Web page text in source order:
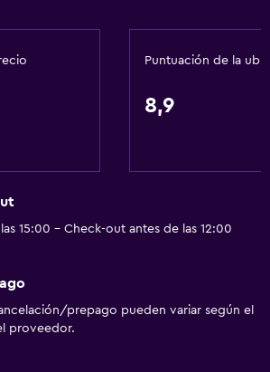
(bebidas)
(colaciones)
Puntuación de la
8,9
15:00 - Check-out antes de las 12:00
prepago pueden variar según el
proveedor.